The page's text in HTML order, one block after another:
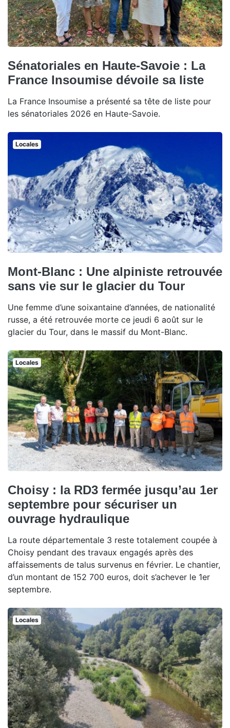
Sénatoriales en Haute-Savoie : La
France Insoumise dévoile sa liste
La France Insoumise a présenté sa tête de liste pour
les sénatoriales 2026 en Haute-Savoie.
Locales
Mont-Blanc : Une alpiniste retrouvée
sans vie sur le glacier du Tour
Une femme d’une soixantaine d’années, de nationalité
russe, a été retrouvée morte ce jeudi 6 août sur le
glacier du Tour, dans le massif du Mont-Blanc.
Locales
Choisy : la RD3 fermée jusqu’au 1er
septembre pour sécuriser un
ouvrage hydraulique
La route départementale 3 reste totalement coupée à
Choisy pendant des travaux engagés après des
affaissements de talus survenus en février. Le chantier,
d’un montant de 152 700 euros, doit s’achever le 1er
septembre.
Locales